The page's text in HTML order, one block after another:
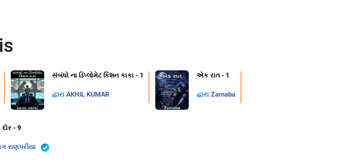
સંબંધો ના ડિપ્લોમેટ કિશન કાકા - 1
દ્વારા AKHIL KUMAR
એક રાત - 1
દ્વારા Zarnaba
- 9
રાણપરીયા